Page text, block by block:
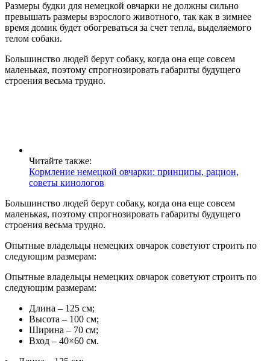
Размеры будки для немецкой овчарки не должны сильно
превышать размеры взрослого животного, так как в зимнее
время домик будет обогреваться за счет тепла, выделяемого
телом собаки.
Большинство людей берут собаку, когда она еще совсем
маленькая, поэтому спрогнозировать габариты будущего
строения весьма трудно.
Читайте также:
Кормление немецкой овчарки: принципы, рацион,
советы кинологов
Большинство людей берут собаку, когда она еще совсем
маленькая, поэтому спрогнозировать габариты будущего
строения весьма трудно.
Опытные владельцы немецких овчарок советуют строить по
следующим размерам:
Опытные владельцы немецких овчарок советуют строить по
следующим размерам:
Длина – 125 см;
Высота – 100 см;
Ширина – 70 см;
Вход – 40×60 см.